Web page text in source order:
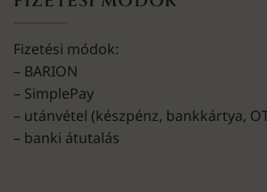
Fizetési módok:
– BARION
– SimplePay
– utánvétel (készpénz, bankkártya,
– banki átutalás